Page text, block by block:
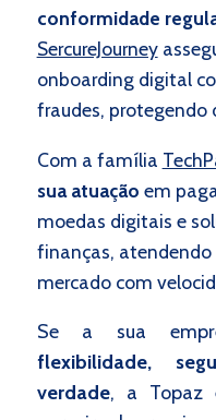
conformidade
SercureJourney
onboarding digital
fraudes, protegendo
Com a família
sua atuação em
moedas digitais e
finanças,
mercado com
Se a sua
flexibilidade,
verdade, a Topaz